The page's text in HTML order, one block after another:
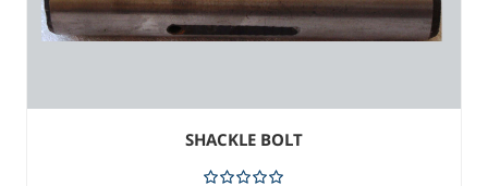
SHACKLE BOLT